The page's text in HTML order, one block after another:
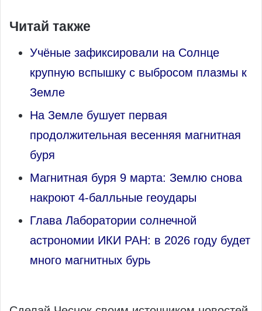
Читай также
Учёные зафиксировали на Солнце
крупную вспышку с выбросом плазмы к
Земле
На Земле бушует первая
продолжительная весенняя магнитная
буря
Магнитная буря 9 марта: Землю снова
накроют 4‑балльные геоудары
Глава Лаборатории солнечной
астрономии ИКИ РАН: в 2026 году будет
много магнитных бурь